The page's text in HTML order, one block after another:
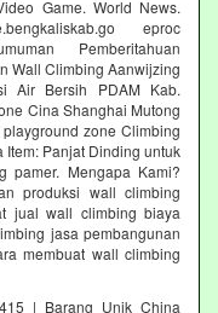
Game. World News.
eproc
Pemberitahuan
Wall Climbing Aanwijzing
Air Bersih PDAM Kab.
Cina Shanghai Mutong
zone Climbing
Panjat Dinding untuk
pamer. Mengapa Kami?
produksi wall climbing
jual wall climbing biaya
jasa pembangunan
membuat wall climbing
| Barang Unik China